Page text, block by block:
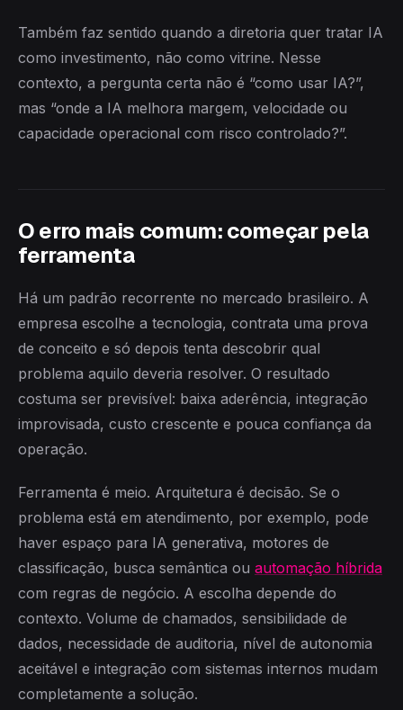
Também faz sentido quando a diretoria quer tratar IA
como investimento, não como vitrine. Nesse
contexto, a pergunta certa não é “como usar IA?”,
mas “onde a IA melhora margem, velocidade ou
capacidade operacional com risco controlado?”.
O erro mais comum: começar pela
ferramenta
Há um padrão recorrente no mercado brasileiro. A
empresa escolhe a tecnologia, contrata uma prova
de conceito e só depois tenta descobrir qual
problema aquilo deveria resolver. O resultado
costuma ser previsível: baixa aderência, integração
improvisada, custo crescente e pouca confiança da
operação.
Ferramenta é meio. Arquitetura é decisão. Se o
problema está em atendimento, por exemplo, pode
haver espaço para IA generativa, motores de
classificação, busca semântica ou automação híbrida
com regras de negócio. A escolha depende do
contexto. Volume de chamados, sensibilidade de
dados, necessidade de auditoria, nível de autonomia
aceitável e integração com sistemas internos mudam
completamente a solução.